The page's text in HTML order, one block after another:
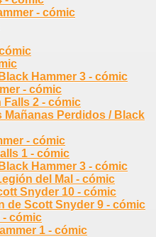
- cómic
Hammer 3 - cómic
- cómic
Falls 2 - cómic
Mañanas Perdidos / Black
- cómic
1 - cómic
Hammer 3 - cómic
del Mal - cómic
Snyder 10 - cómic
de Scott Snyder 9 - cómic
- cómic
1 - cómic